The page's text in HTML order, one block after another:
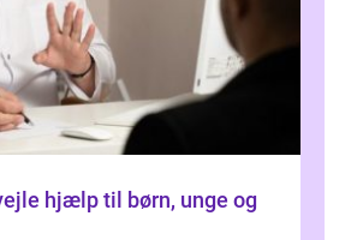
unge og